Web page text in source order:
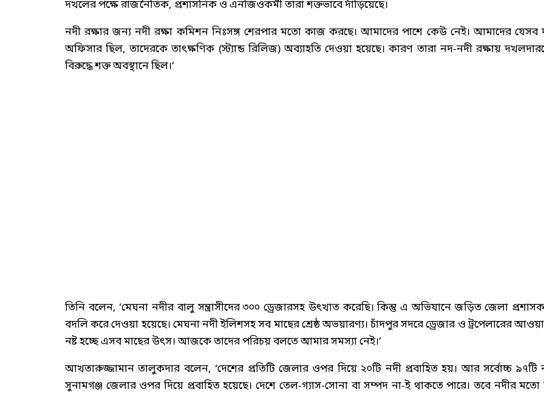
দখলের পক্ষে রাজনৈতিক, প্রশাসনিক ও এনজিওকর্মী তারা শক্তভাবে দাঁড়িয়েছে।
নদী রক্ষার জন্য নদী রক্ষা কমিশন নিঃসঙ্গ শেরপার মতো কাজ করছে। আমাদের পাশে কেউ নেই। আমাদের যেসব
অফিসার ছিল, তাদেরকে তাৎক্ষণিক (স্ট্যান্ড রিলিজ) অব্যাহতি দেওয়া হয়েছে। কারণ তারা নদ-নদী রক্ষায়
বিরুদ্ধে শক্ত অবস্থানে ছিল।’
তিনি বলেন, ‘মেঘনা নদীর বালু সন্ত্রাসীদের ৩০০ ড্রেজারসহ উৎখাত করেছি। কিন্তু এ অভিযানে জড়িত জেলা
বদলি করে দেওয়া হয়েছে। মেঘনা নদী ইলিশসহ সব মাছের শ্রেষ্ঠ অভয়ারণ্য। চাঁদপুর সদরে ড্রেজার ও ট্রপেলারের
নষ্ট হচ্ছে এসব মাছের উৎস। আজকে তাদের পরিচয় বলতে আমার সমস্যা নেই।’
আখতারুজ্জামান তালুকদার বলেন, ‘দেশের প্রতিটি জেলার ওপর দিয়ে ২০টি নদী প্রবাহিত হয়। আর সর্বোচ্চ ৯৭টি
সুনামগঞ্জ জেলার ওপর দিয়ে প্রবাহিত হয়েছে। দেশে তেল-গ্যাস-সোনা বা সম্পদ না-ই থাকতে পারে। তবে নদীর